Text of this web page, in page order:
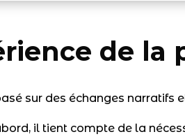
de la
sur des échanges narratifs
il tient compte de la